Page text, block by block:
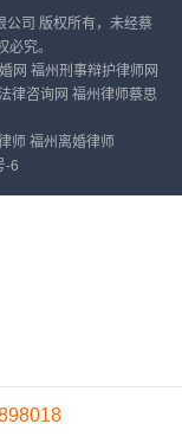
司 版权所有，未经蔡
究。
网 福州刑事辩护律师网
律咨询网 福州律师蔡思
师 福州离婚律师
-6